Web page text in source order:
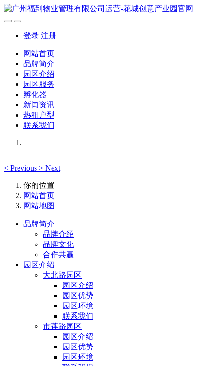
登录 注册
网站首页
品牌简介
园区介绍
园区服务
孵化器
新闻资讯
热租户型
联系我们
< Previous > Next
你的位置
网站首页
网站地图
品牌简介
品牌介绍
品牌文化
合作共赢
园区介绍
大北路园区
园区介绍
园区优势
园区环境
联系我们
市莲路园区
园区介绍
园区优势
园区环境